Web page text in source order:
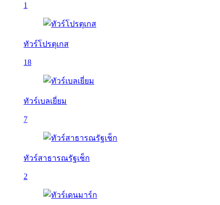
1
ทัวร์โปรตุเกส
18
ทัวร์เบลเยี่ยม
7
ทัวร์สาธารณรัฐเช็ก
2